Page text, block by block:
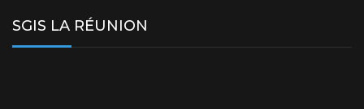
SGIS LA RÉUNION